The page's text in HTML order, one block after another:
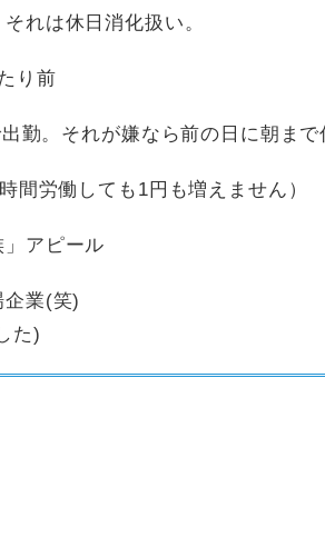
れは休日消化扱い。
り前
勤。それが嫌なら前の日に朝まで
間労働しても1円も増えません）
」アピール
企業(笑)
た)